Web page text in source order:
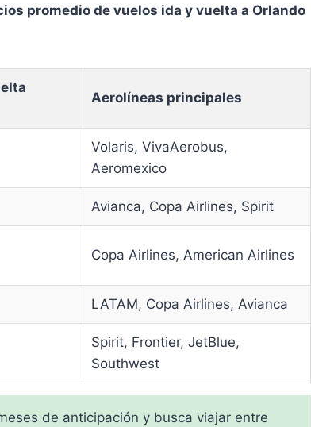
promedio de vuelos ida y vuelta a Orlando
Aerolíneas principales
Volaris, VivaAerobus,
Aeromexico
Avianca, Copa Airlines, Spirit
Copa Airlines, American Airlines
LATAM, Copa Airlines, Avianca
Spirit, Frontier, JetBlue,
Southwest
de anticipación y busca viajar entre